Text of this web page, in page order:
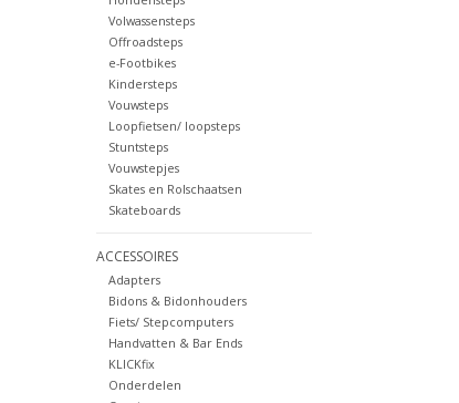
Volwassensteps
Offroadsteps
e-Footbikes
Kindersteps
Vouwsteps
Loopfietsen/ loopsteps
Stuntsteps
Vouwstepjes
Skates en Rolschaatsen
Skateboards
ACCESSOIRES
Adapters
Bidons & Bidonhouders
Fiets/ Stepcomputers
Handvatten & Bar Ends
KLICKfix
Onderdelen